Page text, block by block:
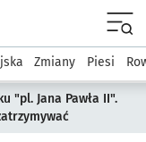
Komunikacja
Zmiany Piesi
"pl. Jana Pawła II".